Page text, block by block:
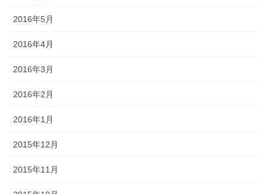
2016年5月
2016年4月
2016年3月
2016年2月
2016年1月
2015年12月
2015年11月